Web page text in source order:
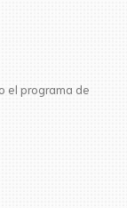
el programa de